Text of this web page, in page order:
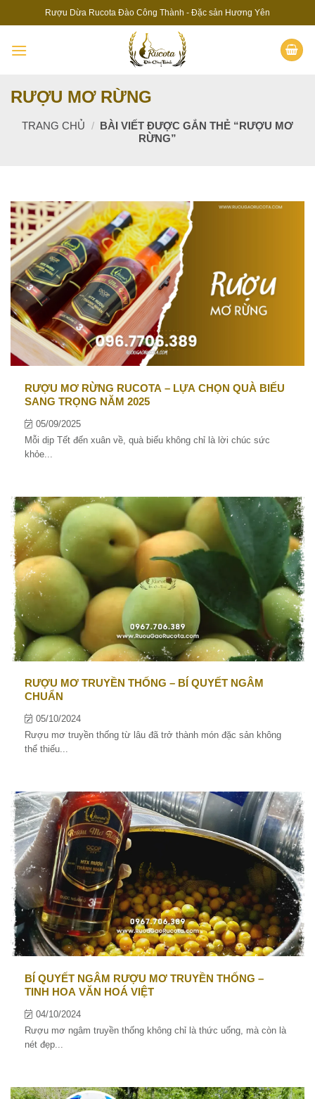
to
content
Rượu Dừa Rucota Đào Công Thành - Đặc sản Hương Yên
RƯỢU MƠ RỪNG
TRANG CHỦ / BÀI VIẾT ĐƯỢC GẮN THẺ “RƯỢU MƠ
RỪNG”
RƯỢU MƠ RỪNG RUCOTA – LỰA CHỌN QUÀ BIẾU
SANG TRỌNG NĂM 2025
Mỗi dịp Tết đến xuân về, quà biếu không chỉ là lời chúc sức
khỏe...
05/09/2025
RƯỢU MƠ TRUYỀN THỐNG – BÍ QUYẾT NGÂM
CHUẨN
Rượu mơ truyền thống từ lâu đã trở thành món đặc sản không
thể thiếu...
05/10/2024
BÍ QUYẾT NGÂM RƯỢU MƠ TRUYỀN THỐNG –
TINH HOA VĂN HOÁ VIỆT
Rượu mơ ngâm truyền thống không chỉ là thức uống, mà còn là
nét đẹp...
04/10/2024